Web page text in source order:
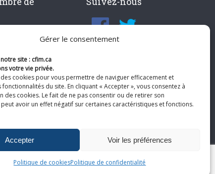
Gérer le consentement
site : cfim.ca
votre vie privée.
cookies pour vous permettre de naviguer efficacement et
fonctionnalités du site. En cliquant « Accepter », vous consentez à
des cookies. Le fait de ne pas consentir ou de retirer son
avoir un effet négatif sur certaines caractéristiques et fonctions.
Accepter Voir les préférences
Politique de cookiesPolitique de confidentialité